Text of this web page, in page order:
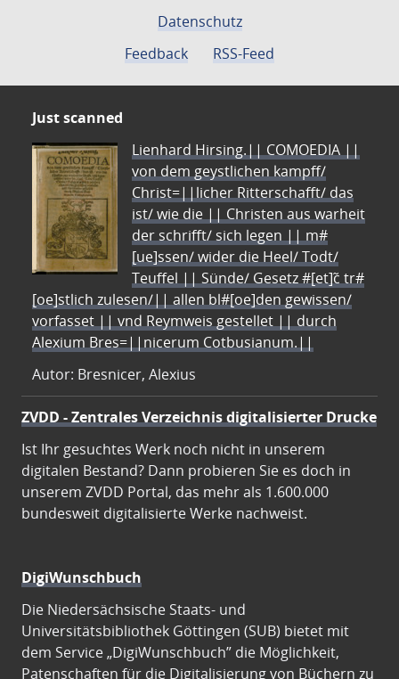
Datenschutz
Feedback
RSS-Feed
Just scanned
Lienhard Hirsing.|| COMOEDIA ||
von dem geystlichen kampff/
Christ=||licher Ritterschafft/ das
ist/ wie die || Christen aus warheit
der schrifft/ sich legen || m#
[ue]ssen/ wider die Heel/ Todt/
Teuffel || Sünde/ Gesetz #[et]c̃ tr#
[oe]stlich zulesen/|| allen bl#[oe]den gewissen/
vorfasset || vnd Reymweis gestellet || durch
Alexium Bres=||nicerum Cotbusianum.||
Autor: Bresnicer, Alexius
ZVDD - Zentrales Verzeichnis digitalisierter Drucke
Ist Ihr gesuchtes Werk noch nicht in unserem
digitalen Bestand? Dann probieren Sie es doch in
unserem ZVDD Portal, das mehr als 1.600.000
bundesweit digitalisierte Werke nachweist.
DigiWunschbuch
Die Niedersächsische Staats- und
Universitätsbibliothek Göttingen (SUB) bietet mit
dem Service „DigiWunschbuch” die Möglichkeit,
Patenschaften für die Digitalisierung von Büchern zu